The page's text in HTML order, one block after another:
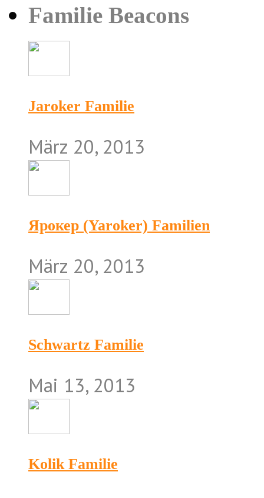
Familie Beacons
Jaroker Familie
März 20, 2013
Ярокер (Yaroker) Familien
März 20, 2013
Schwartz Familie
Mai 13, 2013
Kolik Familie